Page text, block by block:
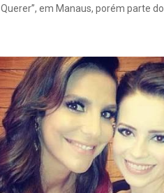
em Manaus, porém parte do…